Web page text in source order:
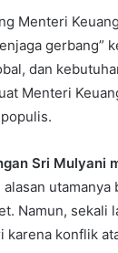
Menteri
gerbang”
dan
Menteri
Sri Mulyani
Namun,
konflik